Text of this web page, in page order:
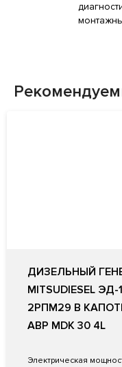
ДИЗЕЛЬНЫЙ
MITSUDIESEL
2РПМ29 В
АВР MDK 30 4L
Электрическая